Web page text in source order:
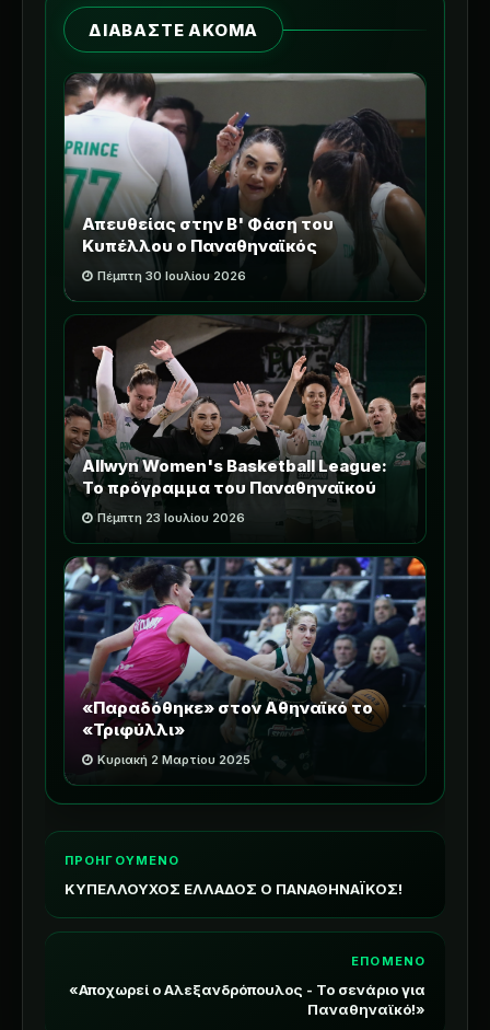
ΔΙΑΒΑΣΤΕ ΑΚΟΜΑ
Απευθείας στην Β' Φάση του
Κυπέλλου ο Παναθηναϊκός
Πέμπτη 30 Ιουλίου 2026
Allwyn Women's Basketball League:
Το πρόγραμμα του Παναθηναϊκού
Πέμπτη 23 Ιουλίου 2026
«Παραδόθηκε» στον Αθηναϊκό το
«Τριφύλλι»
Κυριακή 2 Μαρτίου 2025
ΕΠΟΜΕΝΟ
«Αποχωρεί ο Αλεξανδρόπουλος - Το σενάριο για
Παναθηναϊκό!»
ΠΡΟΗΓΟΥΜΕΝΟ
ΚΥΠΕΛΛΟΥΧΟΣ ΕΛΛΑΔΟΣ Ο ΠΑΝΑΘΗΝΑΪΚΟΣ!